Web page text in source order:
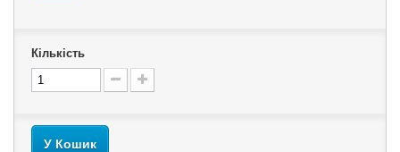
Кількість
У Кошик